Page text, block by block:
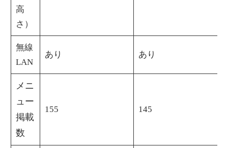
高
さ）
無線
LAN
あり あり
メニ
ュー
掲載
数
155 145